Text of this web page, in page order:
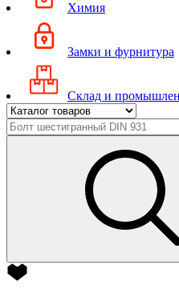
Химия
Замки и фурнитура
Склад и